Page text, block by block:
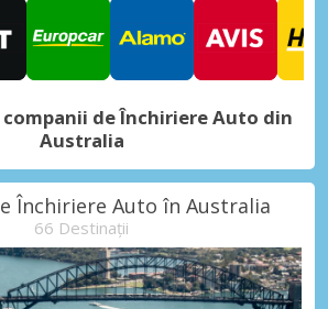
companii de Închiriere Auto din
Australia
Închiriere Auto în Australia
66 Destinații